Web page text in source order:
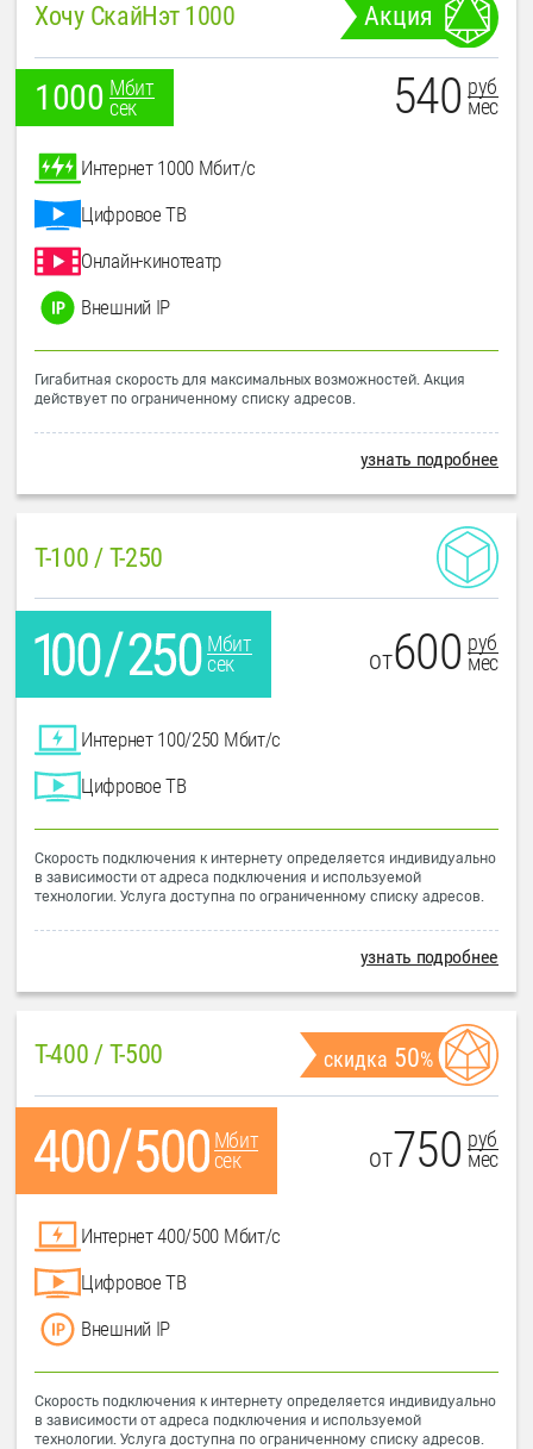
Хочу СкайНэт 1000 Акция
1000 Мбит
сек
540 руб
мес
Интернет 1000 Мбит/с
Цифровое ТВ
Онлайн-кинотеатр
Внешний IP
Гигабитная скорость для максимальных возможностей. Акция
действует по ограниченному списку адресов.
узнать подробнее
T-100 / T-250
Мбит
сек
от600 руб
мес
Интернет 100/250 Мбит/с
Цифровое ТВ
Скорость подключения к интернету определяется индивидуально
в зависимости от адреса подключения и используемой
технологии. Услуга доступна по ограниченному списку адресов.
узнать подробнее
T-400 / T-500 скидка 50%
Мбит
сек
от750 руб
мес
Интернет 400/500 Мбит/с
Цифровое ТВ
Внешний IP
Скорость подключения к интернету определяется индивидуально
в зависимости от адреса подключения и используемой
технологии. Услуга доступна по ограниченному списку адресов.